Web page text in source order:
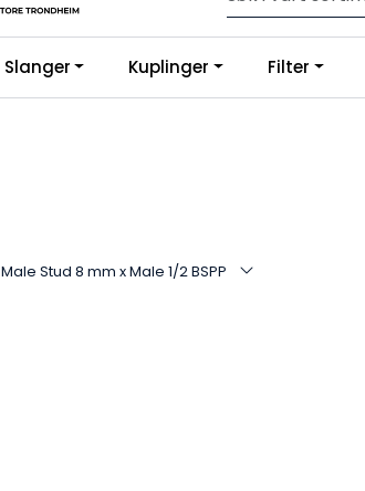
Kjøp slanger og fittings
Gi oss en vurdering på Google
Slanger Kuplinger Filter
Male Stud 8 mm x Male 1/2 BSPP